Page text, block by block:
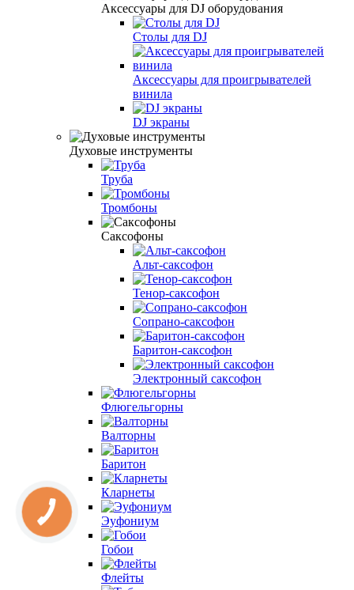
Аксессуары для DJ оборудования
Столы для DJ
Аксессуары для проигрывателей
винила
DJ экраны
Духовые инструменты
Труба
Тромбоны
Саксофоны
Альт-саксофон
Тенор-саксофон
Сопрано-саксофон
Баритон-саксофон
Электронный саксофон
Флюгельгорны
Валторны
Баритон
Кларнеты
Эуфониум
Гобои
Флейты